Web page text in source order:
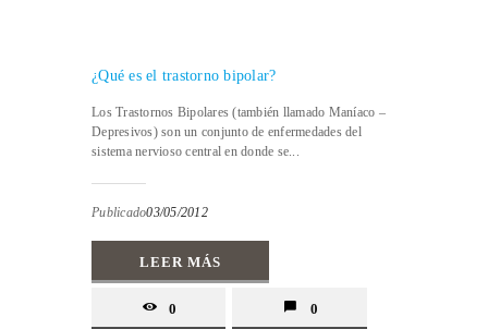
¿Qué es el trastorno bipolar?
Los Trastornos Bipolares (también llamado Maníaco –
Depresivos) son un conjunto de enfermedades del
sistema nervioso central en donde se...
Publicado03/05/2012
LEER MÁS
0 0